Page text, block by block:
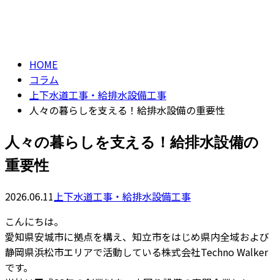
HOME
コラム
上下水道工事・給排水設備工事
人々の暮らしを支える！給排水設備の重要性
人々の暮らしを支える！給排水設備の
重要性
2026.06.11上下水道工事・給排水設備工事
こんにちは。
愛知県安城市に拠点を構え、知立市をはじめ県内全域および
静岡県浜松市エリアで活動している株式会社Techno Walker
です。